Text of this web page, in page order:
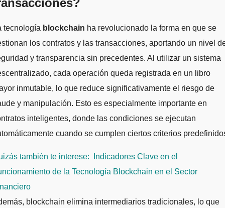
tecnología blockchain ha revolucionado la forma en que se
los contratos y las transacciones, aportando un nivel
y transparencia sin precedentes. Al utilizar un sistema
cada operación queda registrada en un libro
inmutable, lo que reduce significativamente el riesgo de
y manipulación. Esto es especialmente importante en
inteligentes, donde las condiciones se ejecutan
cuando se cumplen ciertos criterios
también te interese:
Indicadores Clave en el
de la Tecnología Blockchain en el Sector
blockchain elimina intermediarios tradicionales, lo que